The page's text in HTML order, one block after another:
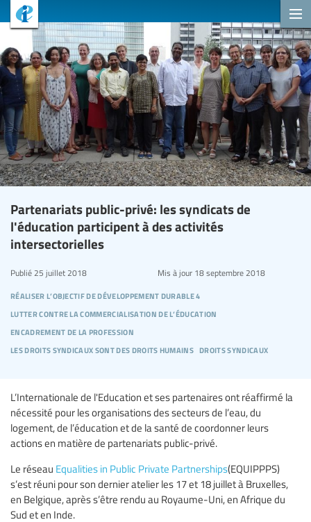
Partenariats public-privé: les syndicats de
l'éducation participent à des activités
intersectorielles
réaliser l’objectif de développement durable 4
lutter contre la commercialisation de l’éducation
encadrement de la profession
les droits syndicaux sont des droits humains droits syndicaux
Publié 25 juillet 2018 Mis à jour18 septembre 2018
L’Internationale de l'Education et ses partenaires ont réaffirmé la
nécessité pour les organisations des secteurs de l’eau, du
logement, de l’éducation et de la santé de coordonner leurs
actions en matière de partenariats public-privé.
Le réseau Equalities in Public Private Partnerships(EQUIPPPS)
s’est réuni pour son dernier atelier les 17 et 18 juillet à Bruxelles,
en Belgique, après s’être rendu au Royaume-Uni, en Afrique du
Sud et en Inde.